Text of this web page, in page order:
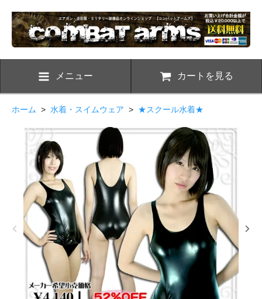
メニュー カートを見る
ホーム > 水着・スイムウェア > ★スクール水着★